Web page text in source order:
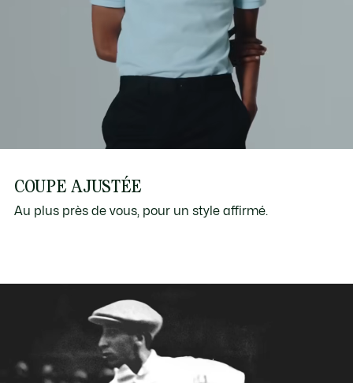
COUPE AJUSTÉE
Au plus près de vous, pour un style affirmé.